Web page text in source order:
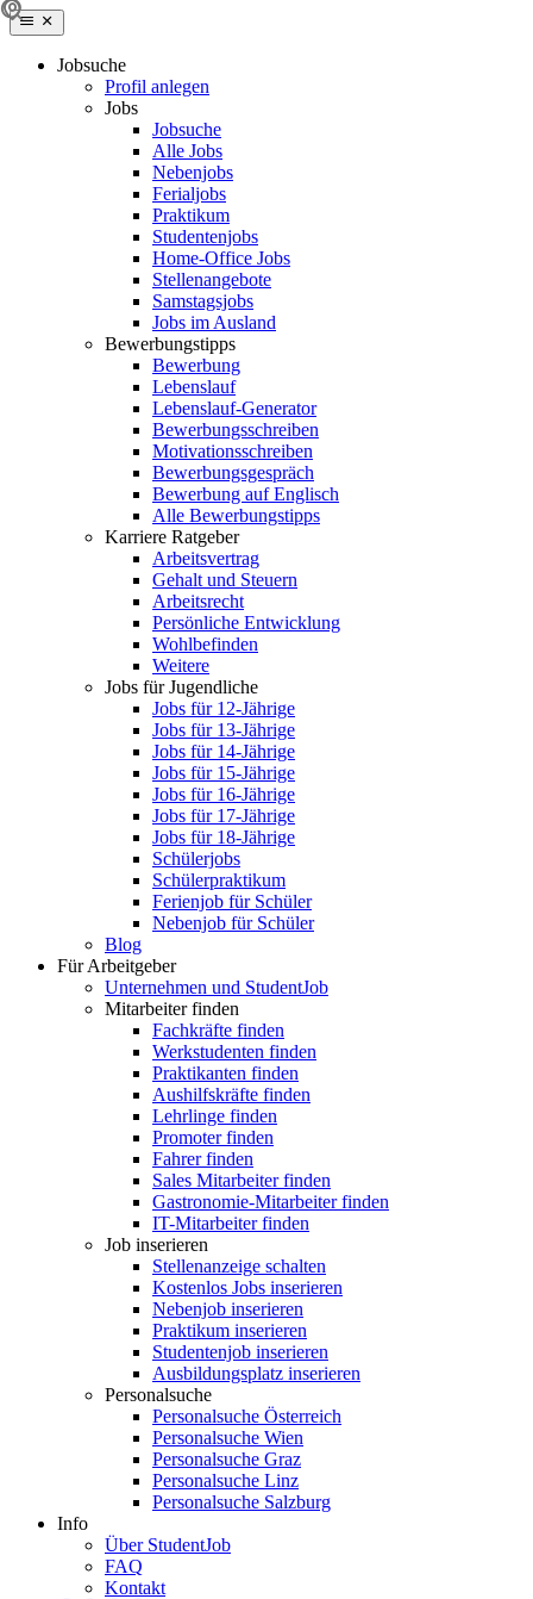
Jobsuche
Profil anlegen
Jobs
Jobsuche
Alle Jobs
Nebenjobs
Ferialjobs
Praktikum
Studentenjobs
Home-Office Jobs
Stellenangebote
Samstagsjobs
Jobs im Ausland
Bewerbungstipps
Bewerbung
Lebenslauf
Lebenslauf-Generator
Bewerbungsschreiben
Motivationsschreiben
Bewerbungsgespräch
Bewerbung auf Englisch
Alle Bewerbungstipps
Karriere Ratgeber
Arbeitsvertrag
Gehalt und Steuern
Arbeitsrecht
Persönliche Entwicklung
Wohlbefinden
Weitere
Jobs für Jugendliche
Jobs für 12-Jährige
Jobs für 13-Jährige
Jobs für 14-Jährige
Jobs für 15-Jährige
Jobs für 16-Jährige
Jobs für 17-Jährige
Jobs für 18-Jährige
Schülerjobs
Schülerpraktikum
Ferienjob für Schüler
Nebenjob für Schüler
Blog
Für Arbeitgeber
Unternehmen und StudentJob
Mitarbeiter finden
Fachkräfte finden
Werkstudenten finden
Praktikanten finden
Aushilfskräfte finden
Lehrlinge finden
Promoter finden
Fahrer finden
Sales Mitarbeiter finden
Gastronomie-Mitarbeiter finden
IT-Mitarbeiter finden
Job inserieren
Stellenanzeige schalten
Kostenlos Jobs inserieren
Nebenjob inserieren
Praktikum inserieren
Studentenjob inserieren
Ausbildungsplatz inserieren
Personalsuche
Personalsuche Österreich
Personalsuche Wien
Personalsuche Graz
Personalsuche Linz
Personalsuche Salzburg
Info
Über StudentJob
FAQ
Kontakt